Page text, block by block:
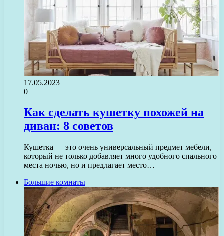
17.05.2023
0
Как сделать кушетку похожей на
диван: 8 советов
Кушетка — это очень универсальный предмет мебели,
который не только добавляет много удобного спального
места ночью, но и предлагает место…
Большие комнаты